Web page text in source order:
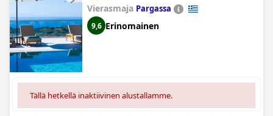
Vierasmaja Pargassa
9,6 Erinomainen
Tällä hetkellä inaktiivinen alustallamme.